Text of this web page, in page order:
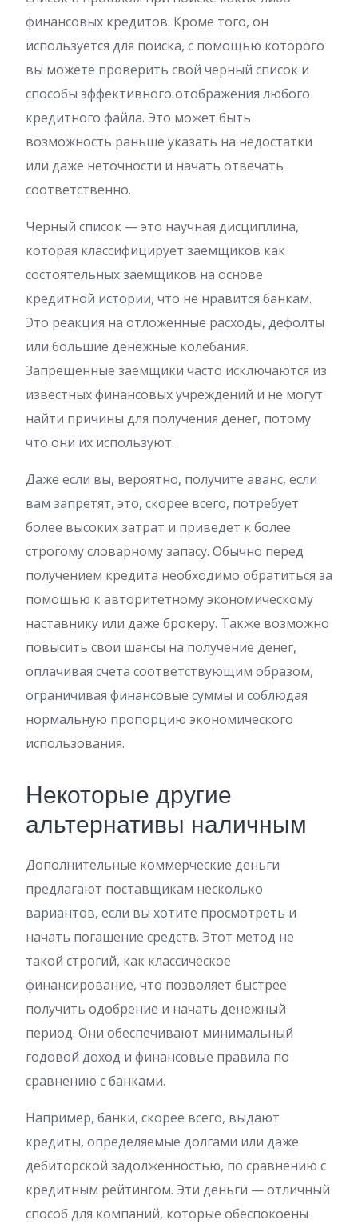
финансовых кредитов. Кроме того, он
используется для поиска, с помощью которого
вы можете проверить свой черный список и
способы эффективного отображения любого
кредитного файла. Это может быть
возможность раньше указать на недостатки
или даже неточности и начать отвечать
соответственно.
Черный список — это научная дисциплина,
которая классифицирует заемщиков как
состоятельных заемщиков на основе
кредитной истории, что не нравится банкам.
Это реакция на отложенные расходы, дефолты
или большие денежные колебания.
Запрещенные заемщики часто исключаются из
известных финансовых учреждений и не могут
найти причины для получения денег, потому
что они их используют.
Даже если вы, вероятно, получите аванс, если
вам запретят, это, скорее всего, потребует
более высоких затрат и приведет к более
строгому словарному запасу. Обычно перед
получением кредита необходимо обратиться за
помощью к авторитетному экономическому
наставнику или даже брокеру. Также возможно
повысить свои шансы на получение денег,
оплачивая счета соответствующим образом,
ограничивая финансовые суммы и соблюдая
нормальную пропорцию экономического
использования.
Некоторые другие
альтернативы наличным
Дополнительные коммерческие деньги
предлагают поставщикам несколько
вариантов, если вы хотите просмотреть и
начать погашение средств. Этот метод не
такой строгий, как классическое
финансирование, что позволяет быстрее
получить одобрение и начать денежный
период. Они обеспечивают минимальный
годовой доход и финансовые правила по
сравнению с банками.
Например, банки, скорее всего, выдают
кредиты, определяемые долгами или даже
дебиторской задолженностью, по сравнению с
кредитным рейтингом. Эти деньги — отличный
способ для компаний, которые обеспокоены